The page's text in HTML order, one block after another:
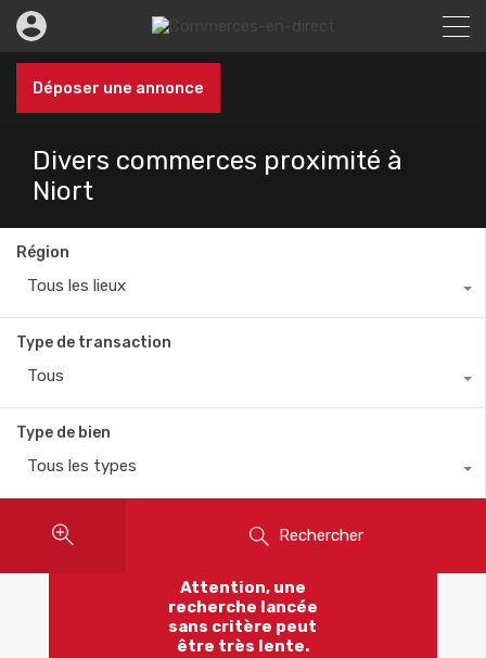
Déposer une annonce
Divers commerces proximité à
Niort
Région
Tous les lieux
Type de transaction
Tous
Type de bien
Tous les types
Rechercher
Attention, une
recherche lancée
sans critère peut
être très lente.